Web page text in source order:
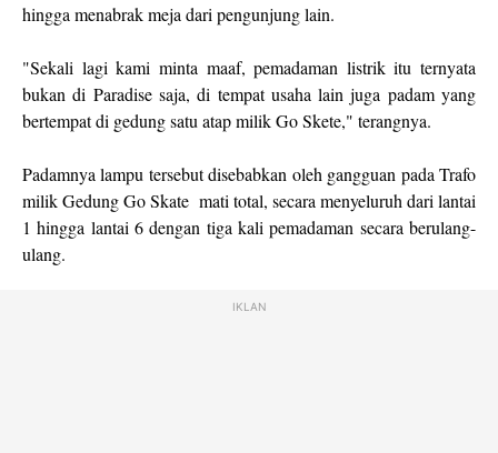
hingga menabrak meja dari pengunjung lain.
"Sekali lagi kami minta maaf, pemadaman listrik itu ternyata
bukan di Paradise saja, di tempat usaha lain juga padam yang
bertempat di gedung satu atap milik Go Skete," terangnya.
Padamnya lampu tersebut disebabkan oleh gangguan pada Trafo
milik Gedung Go Skate mati total, secara menyeluruh dari lantai
1 hingga lantai 6 dengan tiga kali pemadaman secara berulang-
ulang.
IKLAN